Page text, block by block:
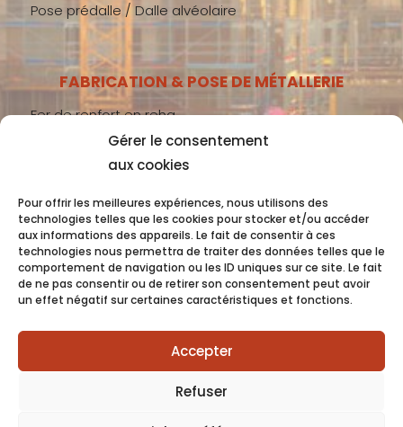
Gérer le consentement
aux cookies
Pour offrir les meilleures expériences, nous utilisons des
technologies telles que les cookies pour stocker et/ou accéder
aux informations des appareils. Le fait de consentir à ces
technologies nous permettra de traiter des données telles que le
comportement de navigation ou les ID uniques sur ce site. Le fait
de ne pas consentir ou de retirer son consentement peut avoir
un effet négatif sur certaines caractéristiques et fonctions.
Accepter
Refuser
Pose prédalle / Dalle alvéolaire
FABRICATION & POSE DE MÉTALLERIE
Fer de renfort en reha
Métallerie gros-œuvre
Métallerie second-œuvre
Métallerie industrie
Coquet 2022 -Mentions Légales- Conception
OC COM’UNIQUE